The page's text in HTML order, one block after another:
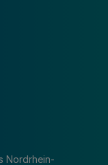
Nordrhein-